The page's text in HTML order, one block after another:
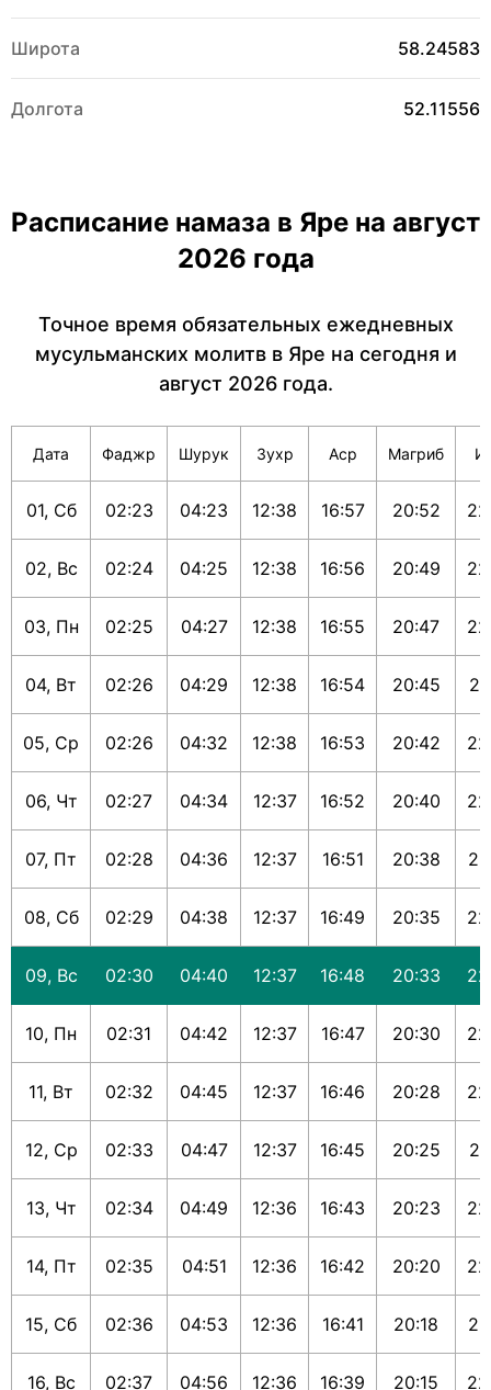
Широта 58.24583
Долгота 52.11556
Расписание намаза в Яре на август
2026 года
Точное время обязательных ежедневных
мусульманских молитв в Яре на сегодня и
август 2026 года.
Дата Фаджр Шурук Зухр Аср Магриб
01, Сб 02:23 04:23 12:38 16:57 20:52
02, Вс 02:24 04:25 12:38 16:56 20:49
03, Пн 02:25 04:27 12:38 16:55 20:47
04, Вт 02:26 04:29 12:38 16:54 20:45
05, Ср 02:26 04:32 12:38 16:53 20:42
06, Чт 02:27 04:34 12:37 16:52 20:40
07, Пт 02:28 04:36 12:37 16:51 20:38
08, Сб 02:29 04:38 12:37 16:49 20:35
09, Вс 02:30 04:40 12:37 16:48 20:33
10, Пн 02:31 04:42 12:37 16:47 20:30
11, Вт 02:32 04:45 12:37 16:46 20:28
12, Ср 02:33 04:47 12:37 16:45 20:25
13, Чт 02:34 04:49 12:36 16:43 20:23
14, Пт 02:35 04:51 12:36 16:42 20:20
15, Сб 02:36 04:53 12:36 16:41 20:18
16, Вс 02:37 04:56 12:36 16:39 20:15